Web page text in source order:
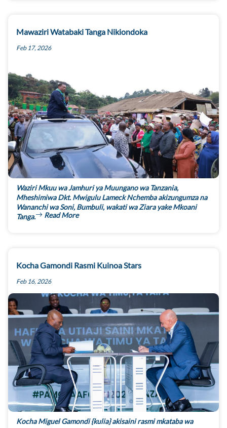
Mawaziri Watabaki Tanga Nikiondoka
Feb 17, 2026
Waziri Mkuu wa Jamhuri ya Muungano wa Tanzania,
Mheshimiwa Dkt. Mwigulu Lameck Nchemba akizungumza na
Wananchi wa Soni, Bumbuli, wakati wa Ziara yake Mkoani
Tanga.
Read More
Kocha Gamondi Rasmi Kuinoa Stars
Feb 16, 2026
Kocha Miguel Gamondi {kulia} akisaini rasmi mkataba wa